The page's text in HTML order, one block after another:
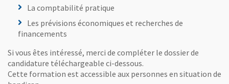
La comptabilité pratique
Les prévisions économiques et recherches de
financements
Si vous êtes intéressé, merci de compléter le dossier de
candidature téléchargeable ci-dessous.
Cette formation est accessible aux personnes en situation de